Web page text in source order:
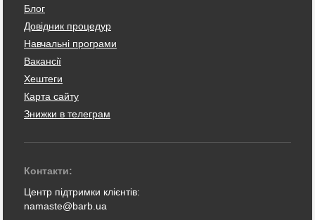
Блог
Довідник процедур
Навчальні програми
Вакансії
Хештеги
Карта сайту
Знижки в телеграм
Контакти:
Центр підтримки клієнтів:
namaste@barb.ua